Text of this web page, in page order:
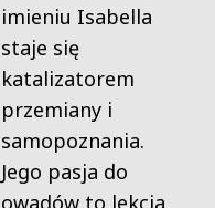
imieniu Isabella
staje się
katalizatorem
przemiany i
samopoznania.
Jego pasja do
owadów to lekcja